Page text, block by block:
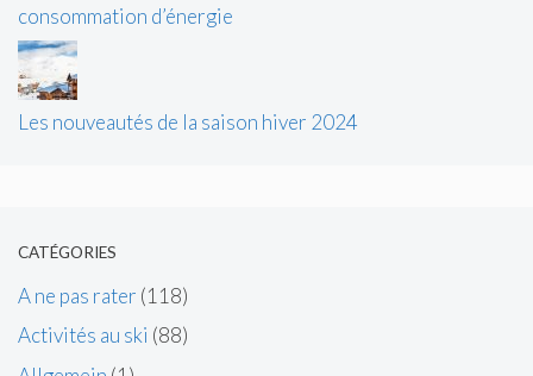
consommation d’énergie
Les nouveautés de la saison hiver 2024
CATÉGORIES
A ne pas rater (118)
Activités au ski (88)